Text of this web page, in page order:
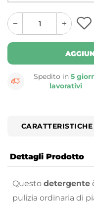
quantity
button
quantity
minus
button
Spedito in5
lavorativi
CARATTERISTICHE
Dettagli Prodotto
Questo detergente
pulizia ordinaria di